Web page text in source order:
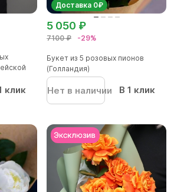
клик
Доставка 0₽
7100 ₽ -29%
5 050 ₽
Букет из 5 розовых пионов
(Голландия)
Нет в наличии В 1 клик